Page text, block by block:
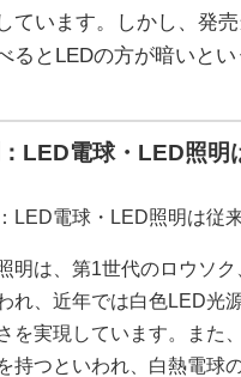
ています。しかし、発
るとLEDの方が暗いと
LED電球・LED照明
LED電球・LED照明は従
明は、第1世代のロウソ
れ、近年では白色LED光
を実現しています。また
持つといわれ、白熱電球